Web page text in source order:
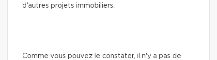
d'autres projets immobiliers.
Comme vous pouvez le constater, il n'y a pas de